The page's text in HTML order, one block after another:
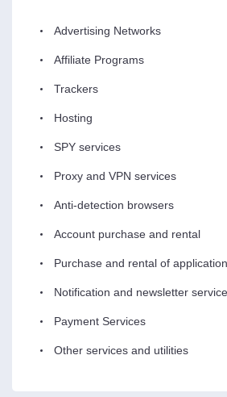
Advertising Networks
Affiliate Programs
Trackers
Hosting
SPY services
Proxy and VPN services
Anti-detection browsers
Account purchase and rental
Purchase and rental of
Notification and newsletter
Payment Services
Other services and utilities